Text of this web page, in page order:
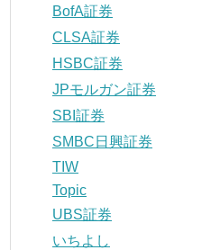
BofA証券
CLSA証券
HSBC証券
JPモルガン証券
SBI証券
SMBC日興証券
TIW
Topic
UBS証券
いちよし